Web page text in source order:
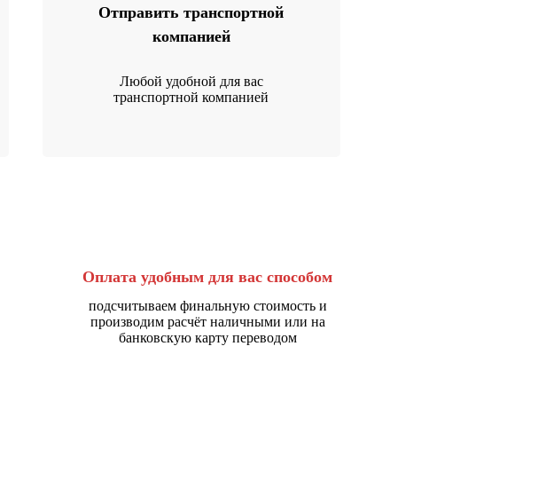
Отправить транспортной
компанией
Любой удобной для вас
транспортной компанией
Оплата удобным для вас способом
подсчитываем финальную стоимость и
производим расчёт наличными или на
банковскую карту переводом